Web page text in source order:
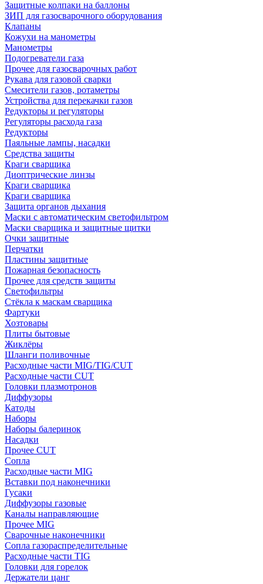
Защитные колпаки на баллоны
ЗИП для газосварочного оборудования
Клапаны
Кожухи на манометры
Манометры
Подогреватели газа
Прочее для газосварочных работ
Рукава для газовой сварки
Смесители газов, ротаметры
Устройства для перекачки газов
Редукторы и регуляторы
Регуляторы расхода газа
Редукторы
Паяльные лампы, насадки
Средства защиты
Краги сварщика
Диоптрические линзы
Краги сварщика
Краги сварщика
Защита органов дыхания
Маски с автоматическим светофильтром
Маски сварщика и защитные щитки
Очки защитные
Перчатки
Пластины защитные
Пожарная безопасность
Прочее для средств защиты
Светофильтры
Стёкла к маскам сварщика
Фартуки
Хозтовары
Плиты бытовые
Жиклёры
Шланги поливочные
Расходные части MIG/TIG/CUT
Расходные части CUT
Головки плазмотронов
Диффузоры
Катоды
Наборы
Наборы балеринок
Насадки
Прочее CUT
Сопла
Расходные части MIG
Вставки под наконечники
Гусаки
Диффузоры газовые
Каналы направляющие
Прочее MIG
Сварочные наконечники
Сопла газораспределительные
Расходные части TIG
Головки для горелок
Держатели цанг